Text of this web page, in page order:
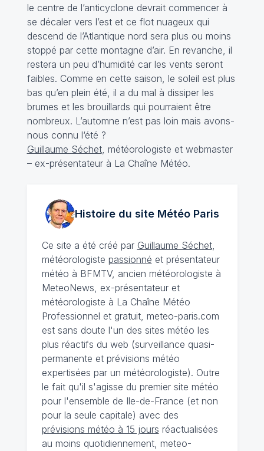
le centre de l’anticyclone devrait commencer à
se décaler vers l’est et ce flot nuageux qui
descend de l’Atlantique nord sera plus ou moins
stoppé par cette montagne d’air. En revanche, il
restera un peu d’humidité car les vents seront
faibles. Comme en cette saison, le soleil est plus
bas qu’en plein été, il a du mal à dissiper les
brumes et les brouillards qui pourraient être
nombreux. L’automne n’est pas loin mais avons-
nous connu l‘été ?
Guillaume Séchet, météorologiste et webmaster
– ex-présentateur à La Chaîne Météo.
Histoire du site MétéoParis
Ce site a été créé par Guillaume Séchet,
météorologiste passionné et présentateur
météo à BFMTV, ancien météorologiste à
MeteoNews, ex-présentateur et
météorologiste à La Chaîne Météo
Professionnel et gratuit, meteo-paris.com
est sans doute l'un des sites météo les
plus réactifs du web (surveillance quasi-
permanente et prévisions météo
expertisées par un météorologiste). Outre
le fait qu'il s'agisse du premier site météo
pour l'ensemble de Ile-de-France (et non
pour la seule capitale) avec des
prévisions météo à 15 jours réactualisées
au moins quotidiennement, meteo-